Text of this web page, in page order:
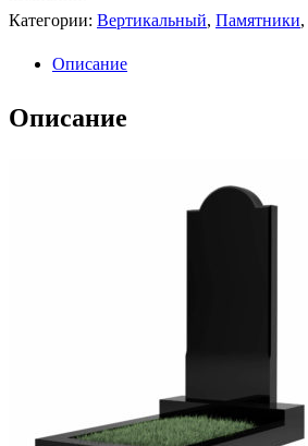
Категории: Вертикальный, Памятники,
Описание
Описание